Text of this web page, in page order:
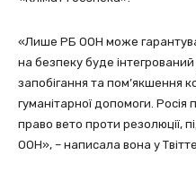
«Лише РБ ООН може
на безпеку буде
запобігання та пом’якшення
гуманітарної допомоги.
право вето проти резолюції,
ООН», – написала вона у